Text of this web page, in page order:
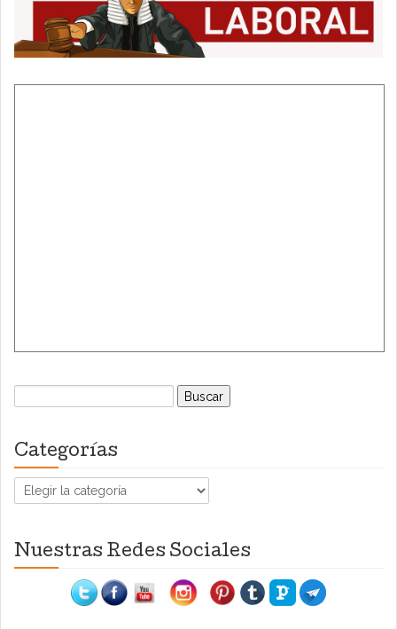
Buscar:
Categorías
Categorías
Nuestras Redes Sociales